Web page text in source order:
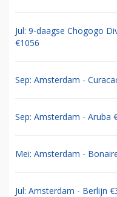
Jul: 9-daagse Chogogo
€1056
Sep: Amsterdam -
Sep: Amsterdam - Aruba
Mei: Amsterdam -
Jul: Amsterdam - Berlijn